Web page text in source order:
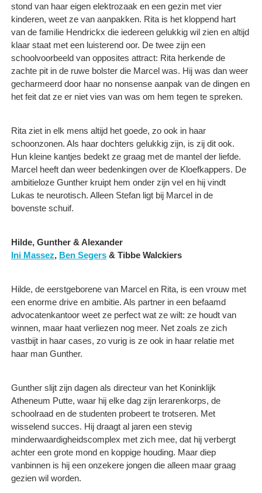
stond van haar eigen elektrozaak en een gezin met vier
kinderen, weet ze van aanpakken. Rita is het kloppend hart
van de familie Hendrickx die iedereen gelukkig wil zien en altijd
klaar staat met een luisterend oor. De twee zijn een
schoolvoorbeeld van opposites attract: Rita herkende de
zachte pit in de ruwe bolster die Marcel was. Hij was dan weer
gecharmeerd door haar no nonsense aanpak van de dingen en
het feit dat ze er niet vies van was om hem tegen te spreken.
Rita ziet in elk mens altijd het goede, zo ook in haar
schoonzonen. Als haar dochters gelukkig zijn, is zij dit ook.
Hun kleine kantjes bedekt ze graag met de mantel der liefde.
Marcel heeft dan weer bedenkingen over de Kloefkappers. De
ambitieloze Gunther kruipt hem onder zijn vel en hij vindt
Lukas te neurotisch. Alleen Stefan ligt bij Marcel in de
bovenste schuif.
Hilde, Gunther & Alexander
Ini Massez, Ben Segers & Tibbe Walckiers
Hilde, de eerstgeborene van Marcel en Rita, is een vrouw met
een enorme drive en ambitie. Als partner in een befaamd
advocatenkantoor weet ze perfect wat ze wilt: ze houdt van
winnen, maar haat verliezen nog meer. Net zoals ze zich
vastbijt in haar cases, zo vurig is ze ook in haar relatie met
haar man Gunther.
Gunther slijt zijn dagen als directeur van het Koninklijk
Atheneum Putte, waar hij elke dag zijn lerarenkorps, de
schoolraad en de studenten probeert te trotseren. Met
wisselend succes. Hij draagt al jaren een stevig
minderwaardigheidscomplex met zich mee, dat hij verbergt
achter een grote mond en koppige houding. Maar diep
vanbinnen is hij een onzekere jongen die alleen maar graag
gezien wil worden.